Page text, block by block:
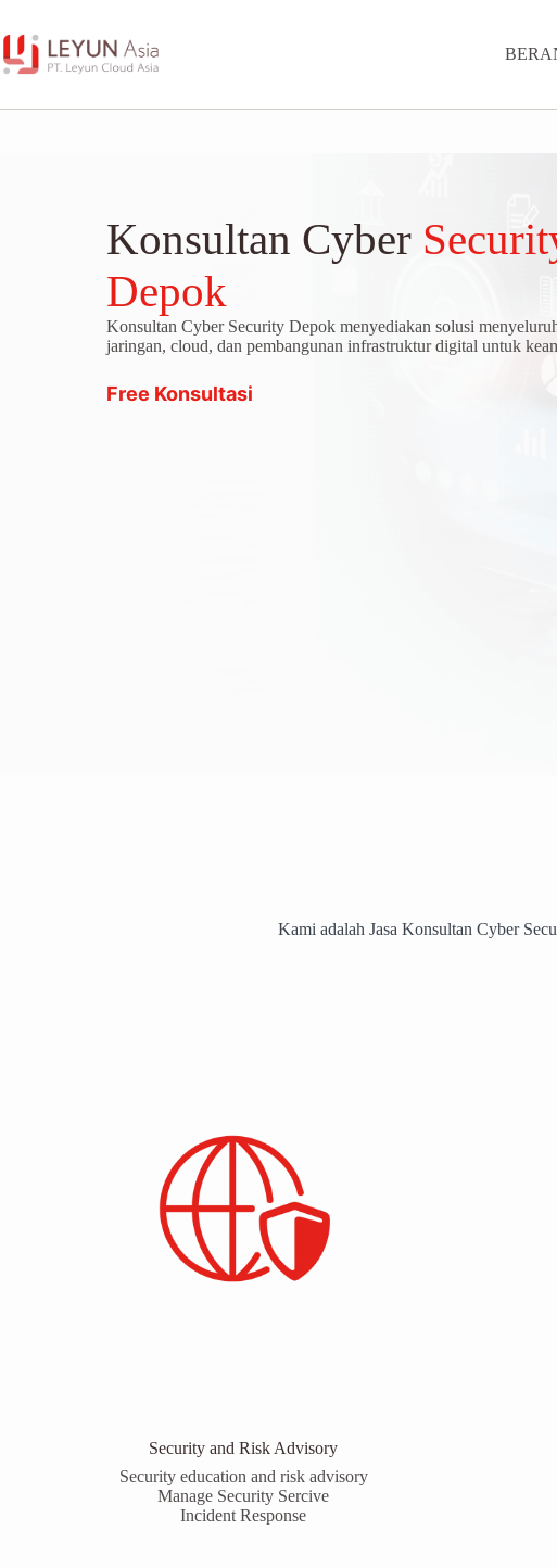
content
Konsultan Cyber
Depok
Konsultan Cyber Security Depok menyediakan solusi
jaringan, cloud, dan pembangunan infrastruktur digital untuk
Free Konsultasi
Kami adalah Jasa Konsultan Cyber
Security and Risk Advisory
Security education and risk advisory
Manage Security Sercive
Incident Response